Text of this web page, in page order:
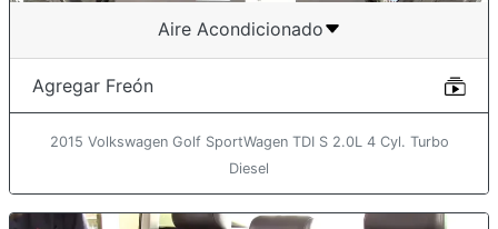
Aire Acondicionado
Agregar Freón
2015 Volkswagen Golf SportWagen TDI S 2.0L 4 Cyl. Turbo
Diesel